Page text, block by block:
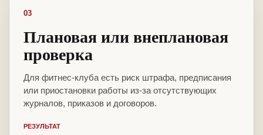
03
Плановая или внеплановая
проверка
Для фитнес-клуба есть риск штрафа, предписания
или приостановки работы из-за отсутствующих
журналов, приказов и договоров.
РЕЗУЛЬТАТ